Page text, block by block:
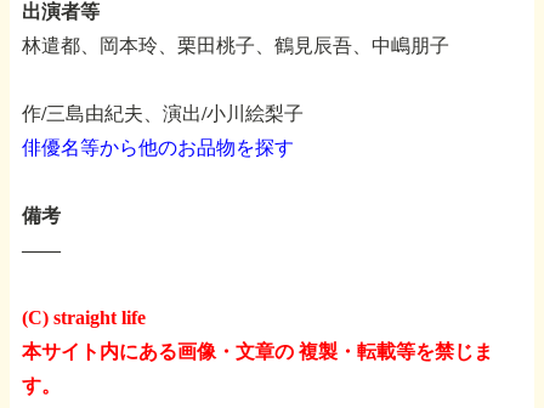
出演者等
林遣都、岡本玲、栗田桃子、鶴見辰吾、中嶋朋子
作/三島由紀夫、演出/小川絵梨子
俳優名等から他のお品物を探す
備考
――
(C) straight life
本サイト内にある画像・文章の 複製・転載等を禁じま
す。